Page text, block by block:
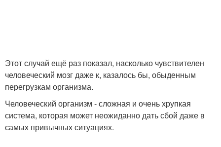
Этот случай ещё раз показал, насколько чувствителен
человеческий мозг даже к, казалось бы, обыденным
перегрузкам организма.
Человеческий организм - сложная и очень хрупкая
система, которая может неожиданно дать сбой даже в
самых привычных ситуациях.